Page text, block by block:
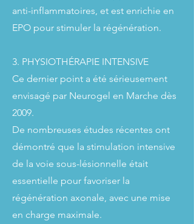
anti-inflammatoires, et est enrichie en
EPO pour stimuler la régénération.
3. PHYSIOTHÉRAPIE INTENSIVE
Ce dernier point a été sérieusement
envisagé par Neurogel en Marche dès
2009.
De nombreuses études récentes ont
démontré que la stimulation intensive
de la voie sous-lésionnelle était
essentielle pour favoriser la
régénération axonale, avec une mise
en charge maximale.